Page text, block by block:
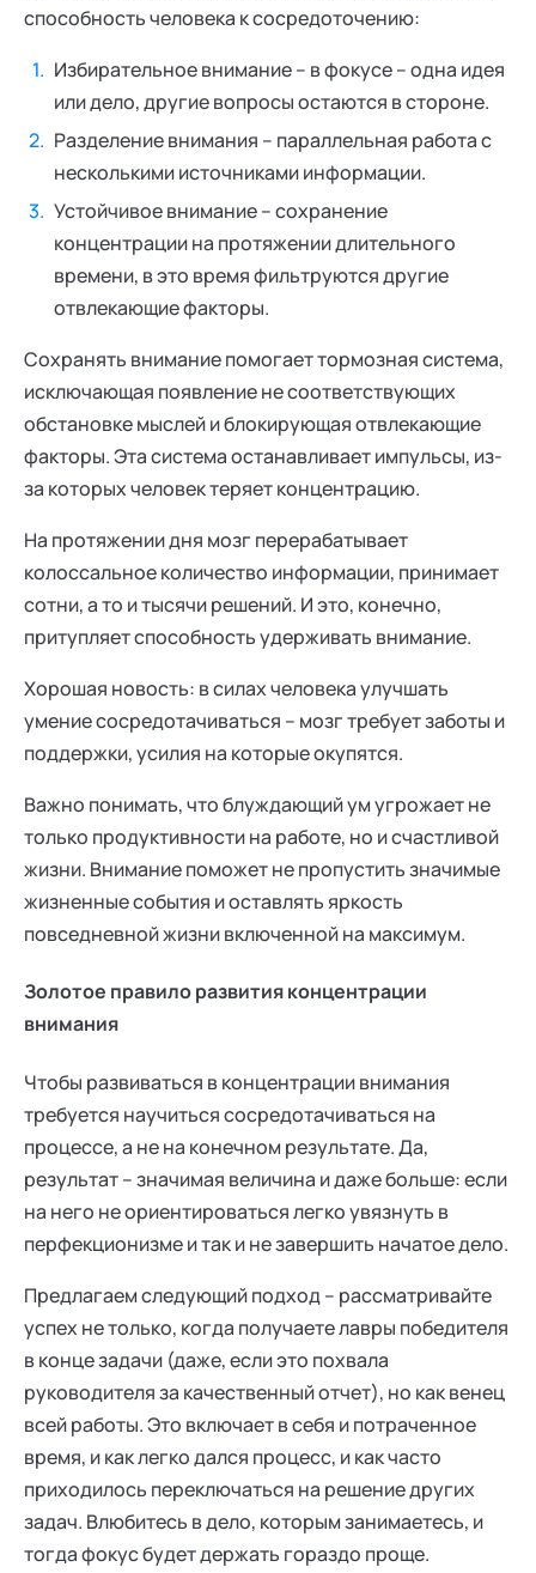
способность человека к сосредоточению:
Избирательное внимание – в фокусе – одна идея
или дело, другие вопросы остаются в стороне.
Разделение внимания – параллельная работа с
несколькими источниками информации.
Устойчивое внимание – сохранение
концентрации на протяжении длительного
времени, в это время фильтруются другие
отвлекающие факторы.
Сохранять внимание помогает тормозная система,
исключающая появление не соответствующих
обстановке мыслей и блокирующая отвлекающие
факторы. Эта система останавливает импульсы, из-
за которых человек теряет концентрацию.
На протяжении дня мозг перерабатывает
колоссальное количество информации, принимает
сотни, а то и тысячи решений. И это, конечно,
притупляет способность удерживать внимание.
Хорошая новость: в силах человека улучшать
умение сосредотачиваться – мозг требует заботы и
поддержки, усилия на которые окупятся.
Важно понимать, что блуждающий ум угрожает не
только продуктивности на работе, но и счастливой
жизни. Внимание поможет не пропустить значимые
жизненные события и оставлять яркость
повседневной жизни включенной на максимум.
Золотое правило развития концентрации
внимания
Чтобы развиваться в концентрации внимания
требуется научиться сосредотачиваться на
процессе, а не на конечном результате. Да,
результат – значимая величина и даже больше: если
на него не ориентироваться легко увязнуть в
перфекционизме и так и не завершить начатое дело.
Предлагаем следующий подход – рассматривайте
успех не только, когда получаете лавры победителя
в конце задачи (даже, если это похвала
руководителя за качественный отчет), но как венец
всей работы. Это включает в себя и потраченное
время, и как легко дался процесс, и как часто
приходилось переключаться на решение других
задач. Влюбитесь в дело, которым занимаетесь, и
тогда фокус будет держать гораздо проще.